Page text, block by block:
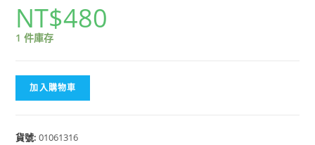
NT$480
1 件庫存
加入購物車
貨號:01061316